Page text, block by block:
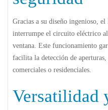
Gracias a su diseño ingenioso,
interrumpe el circuito eléctrico
ventana. Este funcionamiento
facilita la detección de aperturas,
comerciales o residenciales.
Versatilidad